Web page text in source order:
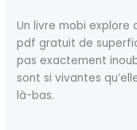
Un livre mobi explore
pdf gratuit de
pas exactement
sont si vivantes
là-bas.